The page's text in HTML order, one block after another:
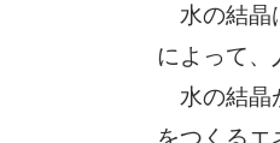
水の結晶
によって、
水の結晶
をつくるエ